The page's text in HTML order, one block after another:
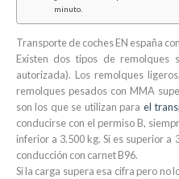
minuto.
Transporte de coches EN españa
Existen dos tipos de remolques
autorizada). Los remolques
remolques pesados con MMA
son los que se utilizan para el
conducirse con el permiso B,
inferior a 3.500 kg. Si es superior
conducción con carnet B96.
Si la carga supera esa cifra pero no